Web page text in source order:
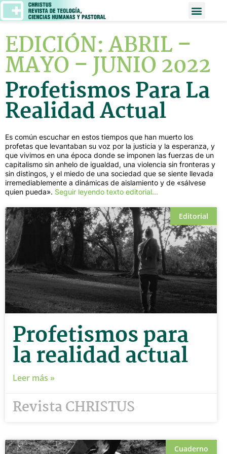
EDICIÓN: ABRIL –
MAYO – JUNIO 2022
Profetismos Para La
Realidad Actual
Es común escuchar en estos tiempos que han muerto los
profetas que levantaban su voz por la justicia y la esperanza, y
que vivimos en una época donde se imponen las fuerzas de un
capitalismo sin anhelo de igualdad, una violencia sin fronteras y
sin distingos, y el miedo de una sociedad que se siente llevada
irremediablemente a dinámicas de aislamiento y de «sálvese
quien pueda». Seguir leyendo texto editorial…
Editorial
Profetismos para
la realidad actual
Leer más »
Revista CHRISTUS
Cuaderno